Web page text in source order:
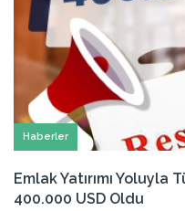
Haberler
Emlak Yatırımı Yoluyla
400.000 USD Oldu